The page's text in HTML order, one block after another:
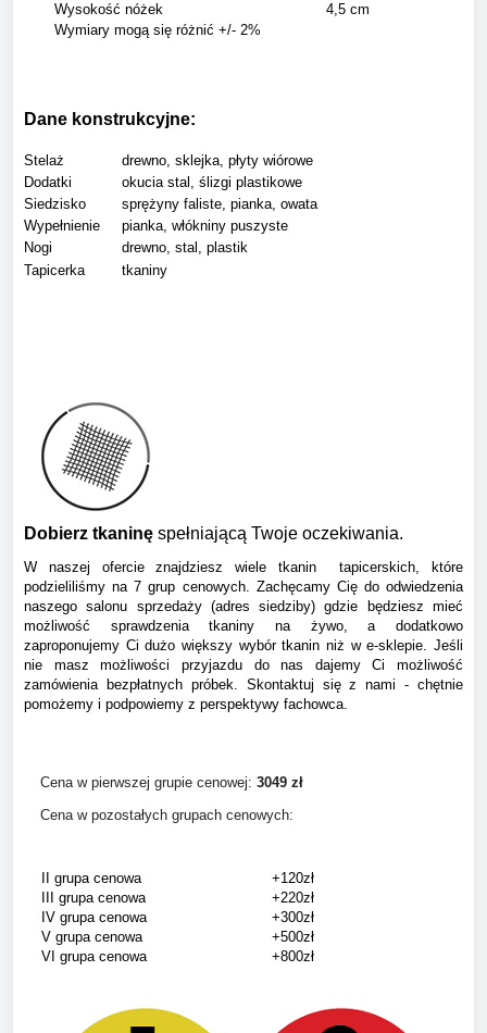
Wysokość nóżek
4,5 cm
Wymiary mogą się różnić +/- 2%
Dane konstrukcyjne:
Stelaż
drewno, sklejka, płyty wiórowe
Dodatki
okucia stal, ślizgi plastikowe
Siedzisko
sprężyny faliste, pianka, owata
Wypełnienie
pianka, włókniny puszyste
Nogi
drewno, stal, plastik
Tapicerka
tkaniny
Dobierz tkaninę spełniającą Twoje oczekiwania.
W naszej ofercie znajdziesz wiele tkanin tapicerskich, które
podzieliliśmy na 7 grup cenowych. Zachęcamy Cię do odwiedzenia
naszego salonu sprzedaży (adres siedziby) gdzie będziesz mieć
możliwość sprawdzenia tkaniny na żywo, a dodatkowo
zaproponujemy Ci dużo większy wybór tkanin niż w e-sklepie. Jeśli
nie masz możliwości przyjazdu do nas dajemy Ci możliwość
zamówienia bezpłatnych próbek. Skontaktuj się z nami - chętnie
pomożemy i podpowiemy z perspektywy fachowca.
Cena w pierwszej grupie cenowej: 3049 zł
Cena w pozostałych grupach cenowych:
II grupa cenowa
+120zł
III grupa cenowa
+220zł
IV grupa cenowa
+300zł
V grupa cenowa
+500zł
VI grupa cenowa
+800zł